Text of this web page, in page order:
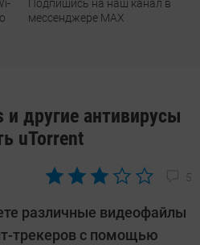
Подпишись на наш канал в
мессенджере МАХ
другие антивирусы
uTorrent
5
различные видеофайлы
трекеров с помощью